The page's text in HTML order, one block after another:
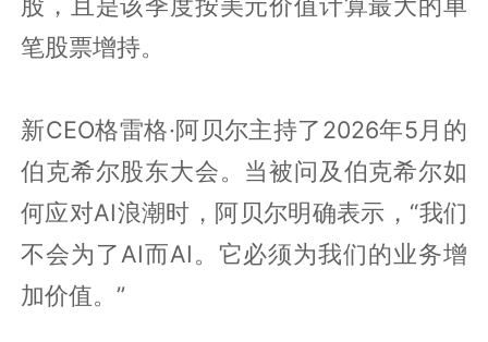
笔股票增持。
新CEO格雷格·阿贝尔主持了2026年5月的
伯克希尔股东大会。当被问及伯克希尔如
何应对AI浪潮时，阿贝尔明确表示，“我们
不会为了AI而AI。它必须为我们的业务增
加价值。”